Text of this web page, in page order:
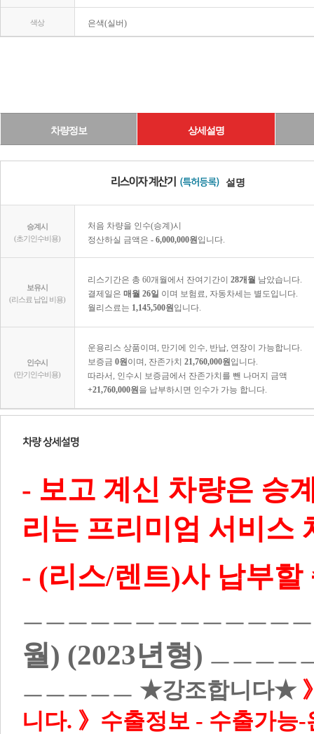
색상 은색(실버)
차량정보 상세설명
설명
승계시
(초기인수비용)
처음 차량을 인수(승계)시
정산하실 금액은 - 6,000,000원입니다.
보유시
(리스료 납입 비용)
리스기간은 총 60개월에서 잔여기간이 28개월 남았습니다.
결제일은 매월 26일 이며 보험료, 자동차세는 별도입니다.
월리스료는 1,145,500원입니다.
인수시
(만기인수비용)
운용리스 상품이며, 만기에 인수, 반납, 연장이 가능합니다.
보증금 0원이며, 잔존가치 21,760,000원입니다.
따라서, 인수시 보증금에서 잔존가치를 뺀 나머지 금액
+21,760,000원을 납부하시면 인수가 가능 합니다.
- 보고 계신 차량은 승
리는 프리미엄 서비스
- (리스/렌트)사 납부
ㅡㅡㅡㅡㅡㅡㅡㅡㅡㅡㅡㅡ
월) (2023년형) ㅡㅡㅡㅡ
ㅡㅡㅡㅡㅡ ★강조합니다★
니다. 》수출정보 - 수출가능-